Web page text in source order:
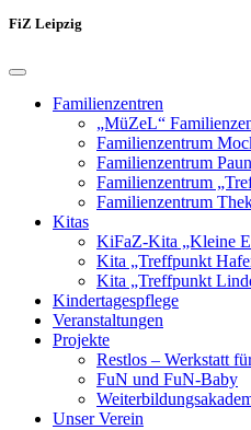
FiZ Leipzig
Familienzentren
„MüZeL“
Familienzentrum
Familienzentrum
Familienzentrum
Familienzentrum
Kitas
KiFaZ-Kita „Kleine
Kita „Treffpunkt
Kita „Treffpunkt
Kindertagespflege
Veranstaltungen
Projekte
Restlos – Werkstatt
FuN und FuN-Baby
Unser Verein